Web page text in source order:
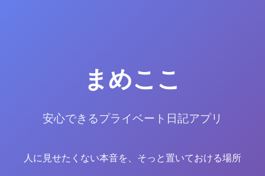
まめここ
安心できるプライベート日記アプリ
人に見せたくない本音を、そっと置いておける場所